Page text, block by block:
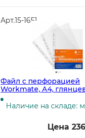
Арт.15-1651
Файл с перфорацией
Workmate, А4,
штук
Наличие на складе:
Цена